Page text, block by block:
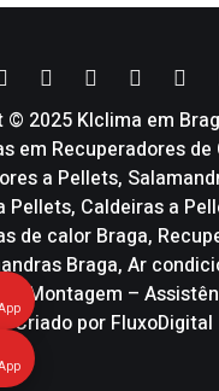
© 2025 Klclima em
em Recuperadores de
a Pellets,
Pellets, Caldeiras a
de calor Braga,
Braga, Ar
– Montagem –
Criado por FluxoDigital